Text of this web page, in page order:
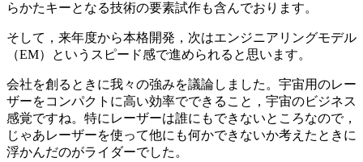
らかたキーとなる技術の要素試作も含んでおります。
そして，来年度から本格開発，次はエンジニアリングモデル
（EM）というスピード感で進められると思います。
会社を創るときに我々の強みを議論しました。宇宙用のレー
ザーをコンパクトに高い効率でできること，宇宙のビジネス
感覚ですね。特にレーザーは誰にもできないところなので，
じゃあレーザーを使って他にも何かできないか考えたときに
浮かんだのがライダーでした。